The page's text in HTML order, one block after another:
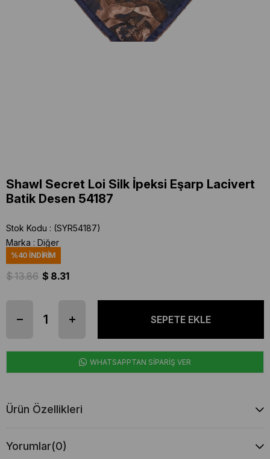
Shawl Secret Loi Silk İpeksi Eşarp Lacivert
Batik Desen 54187
Stok Kodu
(SYR54187)
Marka : Diğer
%40 İNDIRIM
$ 13.86 $ 8.31
WHATSAPPTAN SİPARİŞ VER
Ürün Özellikleri
Yorumlar(0)